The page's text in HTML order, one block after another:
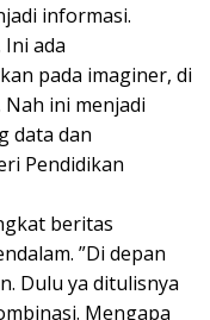
informasi.
ada
pada imaginer, di
Nah ini menjadi
data dan
Pendidikan
beritas
”Di depan
Dulu ya ditulisnya
Mengapa